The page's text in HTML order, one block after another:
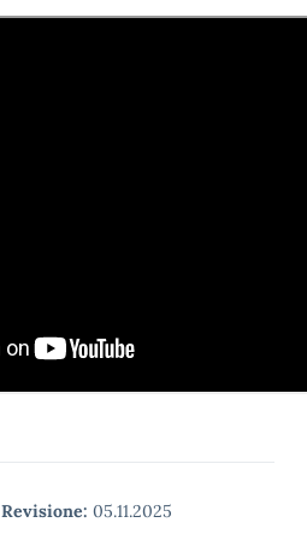
Revisione: 05.11.2025